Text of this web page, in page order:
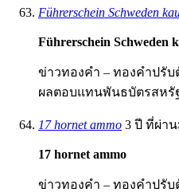
Führerschein Schweden
Führerschein Schweden
ข่าวทองคำ – ทองคำปรั
ผลตอบแทนพันธบัตรสหรั
17 hornet ammo 3 ปี ที่ผ่า
17 hornet ammo
ข่าวทองคำ – ทองคำปรั